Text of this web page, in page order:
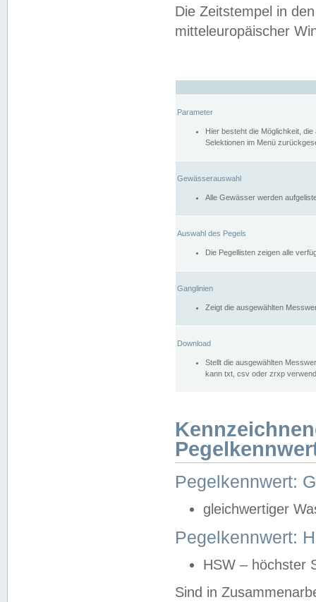
Die Zeitstempel in
mitteleuropäischer
Parameter
Hier besteht die Möglichkeit,
Selektionen im Menü
Gewässerauswahl
Alle Gewässer werden
Auswahl des Pegels
Die Pegellisten zeigen alle
Ganglinien
Zeigt die ausgewählten
Download
Stellt die ausgewählten
kann txt, csv oder zrxp
Pegelkennwert:
gleichwertiger
Pegelkennwert:
HSW – höchster
Sind in